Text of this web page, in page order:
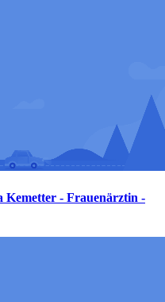
- Frauenärztin -